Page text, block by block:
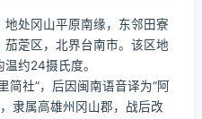
处冈山平原南缘，东邻田寮
萣区，北界台南市。该区地
约24摄氏度。
简社”，后因闽南语音译为“阿
隶属高雄州冈山郡，战后改